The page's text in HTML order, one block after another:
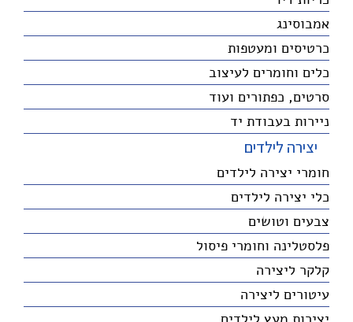
אמבוסינג
כרטיסים ומעטפות
כלים וחומרים לעיצוב
סרטים, כפתורים ועוד
ניירות בעבודת יד
יצירה לילדים
חומרי יצירה לילדים
כלי יצירה לילדים
צבעים וטושים
פלסטלינה וחומרי פיסול
קלקר ליצירה
עיטורים ליצירה